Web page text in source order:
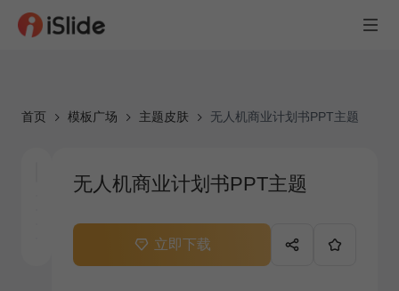
首页 模板广场 主题皮肤 无人机商业计划书PPT主题
无人机商业计划书PPT主题
立即下载